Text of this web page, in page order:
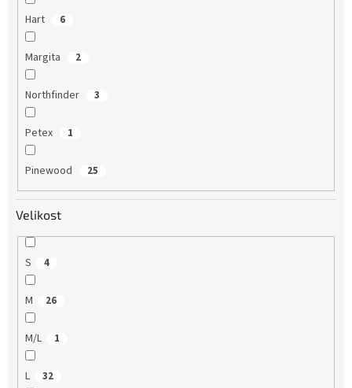
Hart 6
Margita 2
Northfinder 3
Petex 1
Pinewood 25
Velikost
S 4
M 26
M/L 1
L 32